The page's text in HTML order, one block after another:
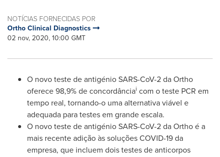
NOTÍCIAS FORNECIDAS POR
Ortho Clinical Diagnostics
02 nov, 2020, 10:00 GMT
O novo teste de antigénio SARS-CoV-2 da Ortho
oferece 98,9% de concordânciai com o teste PCR em
tempo real, tornando-o uma alternativa viável e
adequada para testes em grande escala.
O novo teste de antigénio SARS-CoV-2 da Ortho é a
mais recente adição às soluções COVID-19 da
empresa, que incluem dois testes de anticorpos